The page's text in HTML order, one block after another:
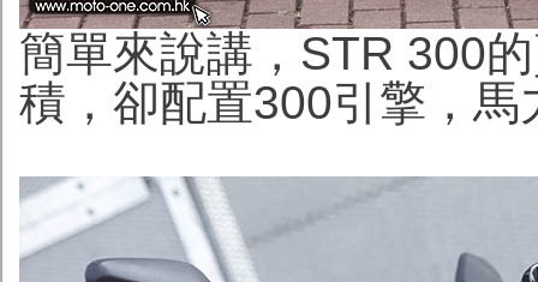
簡單來說講，STR 300
積，卻配置300引擎，